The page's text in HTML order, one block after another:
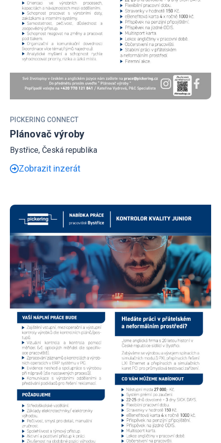
PICKERING CONNECT
Plánovač výroby
Bystřice, Česká republika
Zobrazit inzerát